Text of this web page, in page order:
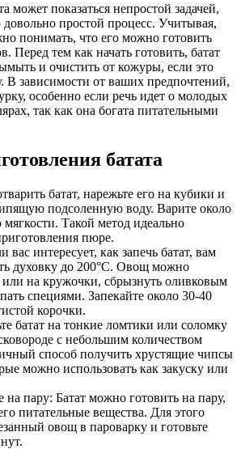
может показаться непростой задачей,
довольно простой процесс. Учитывая,
понимать, что его можно готовить
Перед тем как начать готовить, батат
и очистить от кожуры, если это
В зависимости от ваших предпочтений,
особенно если речь идет о молодых
так как она богата питательными
батата
батат, нарежьте его на кубики и
подсоленную воду. Варите около
Такой метод идеально
пюре.
вас интересует, как запечь батат, вам
духовку до 200°С. Овощ можно
или на кружочки, сбрызнуть оливковым
специями. Запекайте около 30-40
корочки.
батат на тонкие ломтики или соломку
с небольшим количеством
способ получить хрустящие чипсы
можно использовать как закуску или
на пару: Батат можно готовить на пару,
питательные вещества. Для этого
овощ в пароварку и готовьте